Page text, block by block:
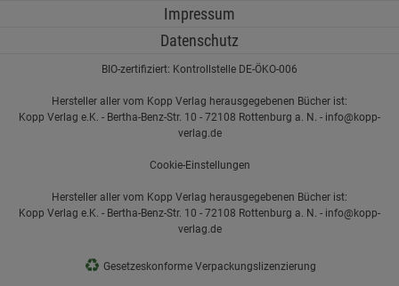
Impressum
Datenschutz
BIO-zertifiziert: Kontrollstelle DE-ÖKO-006
Hersteller aller vom Kopp Verlag herausgegebenen Bücher ist:
Kopp Verlag e.K. - Bertha-Benz-Str. 10 - 72108 Rottenburg a. N. - info@kopp-
verlag.de
Cookie-Einstellungen
Hersteller aller vom Kopp Verlag herausgegebenen Bücher ist:
Kopp Verlag e.K. - Bertha-Benz-Str. 10 - 72108 Rottenburg a. N. - info@kopp-
verlag.de
♻ Gesetzeskonforme Verpackungslizenzierung